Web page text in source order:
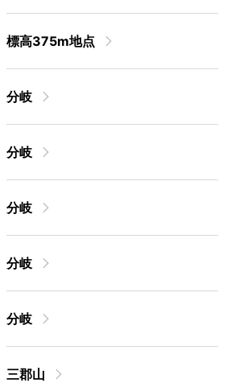
標高375m地点
分岐
分岐
分岐
分岐
分岐
三郡山